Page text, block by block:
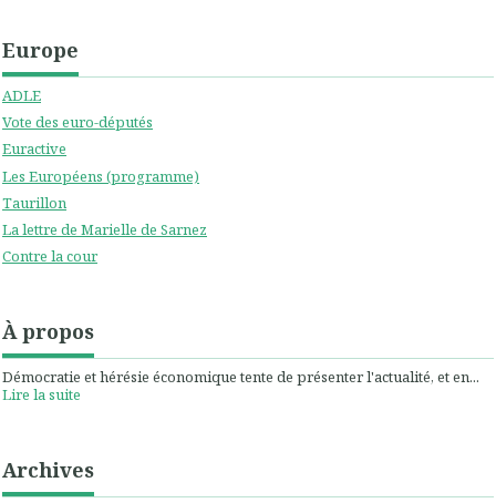
Europe
ADLE
Vote des euro-députés
Euractive
Les Européens (programme)
Taurillon
La lettre de Marielle de Sarnez
Contre la cour
À propos
Démocratie et hérésie économique tente de présenter l'actualité, et en...
Lire la suite
Archives